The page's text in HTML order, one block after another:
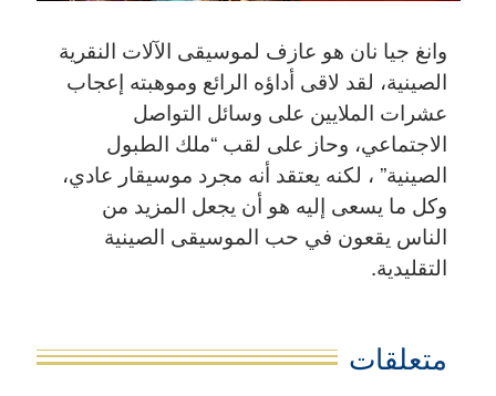
وانغ جيا نان هو عازف لموسيقى الآلات النقرية
الصينية، لقد لاقى أداؤه الرائع وموهبته إعجاب
عشرات الملايين على وسائل التواصل
الاجتماعي، وحاز على لقب “ملك الطبول
الصينية” ، لكنه يعتقد أنه مجرد موسيقار عادي،
وكل ما يسعى إليه هو أن يجعل المزيد من
الناس يقعون في حب الموسيقى الصينية
التقليدية.
متعلقات